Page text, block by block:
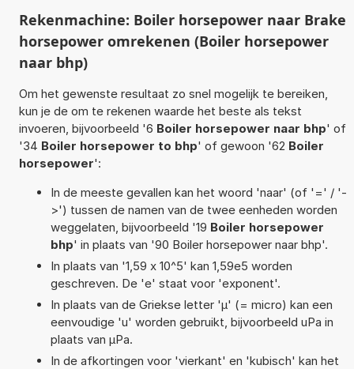
Rekenmachine: Boiler horsepower naar Brake
horsepower omrekenen (Boiler horsepower
naar bhp)
Om het gewenste resultaat zo snel mogelijk te bereiken,
kun je de om te rekenen waarde het beste als tekst
invoeren, bijvoorbeeld '6 Boiler horsepower naar bhp' of
'34 Boiler horsepower to bhp' of gewoon '62 Boiler
horsepower':
In de meeste gevallen kan het woord 'naar' (of '=' / '-
>') tussen de namen van de twee eenheden worden
weggelaten, bijvoorbeeld '19 Boiler horsepower
bhp' in plaats van '90 Boiler horsepower naar bhp'.
In plaats van '1,59 x 10^5' kan 1,59e5 worden
geschreven. De 'e' staat voor 'exponent'.
In plaats van de Griekse letter 'µ' (= micro) kan een
eenvoudige 'u' worden gebruikt, bijvoorbeeld uPa in
plaats van µPa.
In de afkortingen voor 'vierkant' en 'kubisch' kan het